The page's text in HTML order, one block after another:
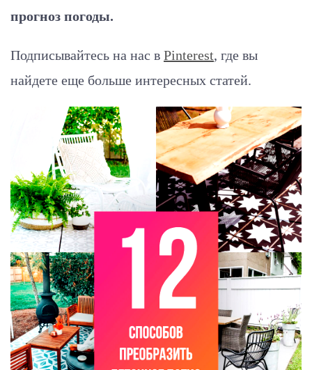
прогноз погоды.
Подписывайтесь на нас в Pinterest, где вы
найдете еще больше интересных статей.